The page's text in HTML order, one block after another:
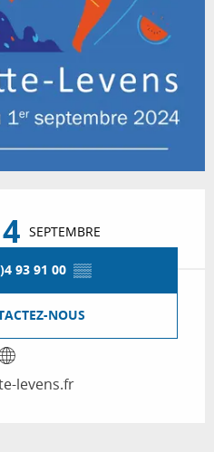
4 SEPTEMBRE
93 91 00 ▒▒
NOUS
levens.fr